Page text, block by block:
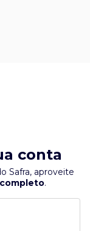
conta
Safra, aproveite
.